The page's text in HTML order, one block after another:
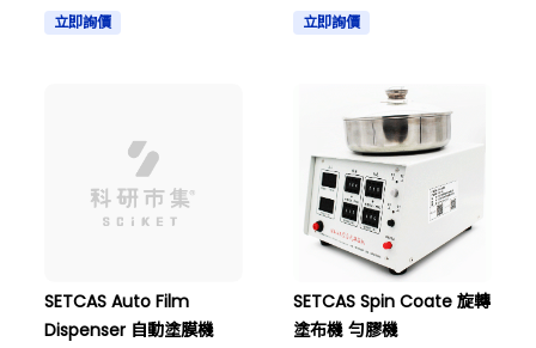
立即詢價 立即詢價
SETCAS Auto Film
Dispenser 自動塗膜機
SETCAS Spin Coate 旋轉
塗布機 勻膠機